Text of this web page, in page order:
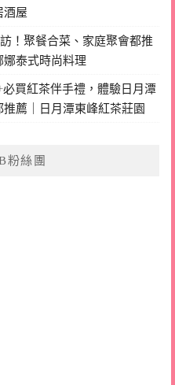
酒屋
！聚餐合菜、家庭聚會都推
泰式時尚料理
買紅茶伴手禮，體驗日月潭
薦｜日月潭東峰紅茶莊園
粉絲團